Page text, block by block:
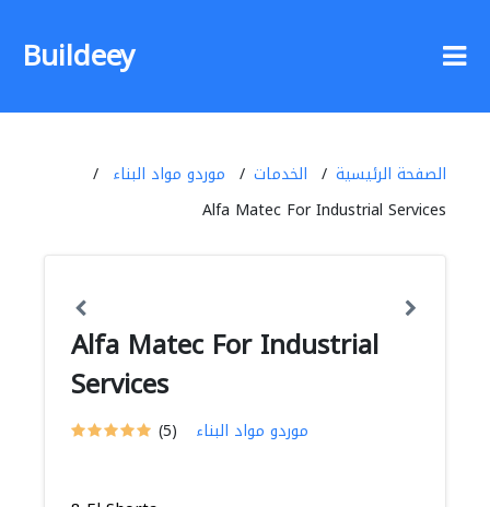
Buildeey
الصفحة الرئيسية الخدمات
موردو مواد البناء
Alfa Matec For Industrial Services
Alfa Matec For Industrial
Services
(5) موردو مواد البناء